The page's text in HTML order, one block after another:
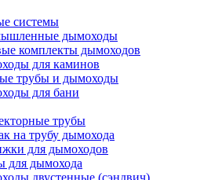
системы
дымоходы
комплекты дымоходов
для каминов
трубы и дымоходы
для бани
трубы
на трубу дымохода
для дымоходов
для дымохода
двустенные (сэндвич)